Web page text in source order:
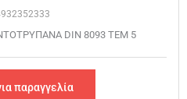
DIN 8093 ΤΕΜ 5
παραγγελία